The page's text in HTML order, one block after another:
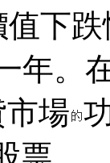
下
年。
場
。